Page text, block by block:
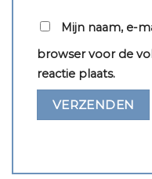
Mijn naam, e-
browser voor de
reactie plaats.